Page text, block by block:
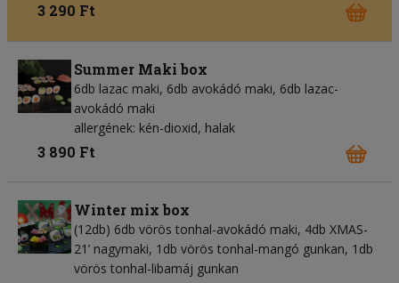
3 290 Ft
Summer Maki box
6db lazac maki, 6db avokádó maki, 6db lazac-
avokádó maki
allergének: kén-dioxid, halak
3 890 Ft
Winter mix box
(12db) 6db vörös tonhal-avokádó maki, 4db XMAS-
21’ nagymaki, 1db vörös tonhal-mangó gunkan, 1db
vörös tonhal-libamáj gunkan